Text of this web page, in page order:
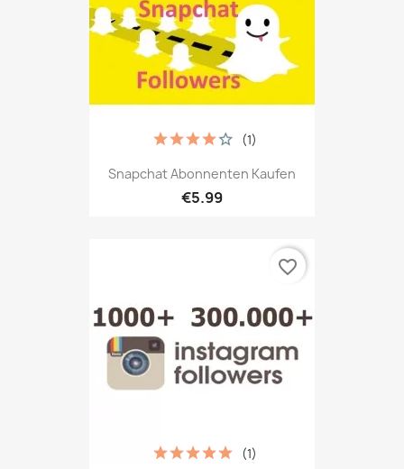
Snapchat Abonnenten Kaufen
€5.99
(1)
(1)
favorite_border